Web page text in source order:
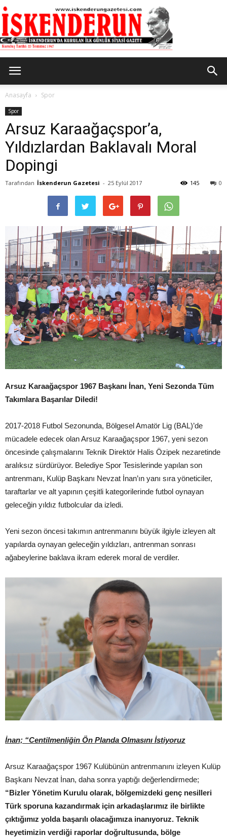
Gazetesi
Anasayfa Spor
Spor
Arsuz Karaağaçspor’a,
Yıldızlardan Baklavalı Moral
Dopingi
Tarafından İskenderun Gazetesi - 25 Eylül 2017 0
145
Arsuz Karaağaçspor 1967 Başkanı İnan, Yeni Sezonda Tüm
Takımlara Başarılar Diledi!
2017-2018 Futbol Sezonunda, Bölgesel Amatör Lig (BAL)’de
mücadele edecek olan Arsuz Karaağaçspor 1967, yeni sezon
öncesinde çalışmalarını Teknik Direktör Halis Özipek nezaretinde
aralıksız sürdürüyor. Belediye Spor Tesislerinde yapılan son
antrenmanı, Kulüp Başkanı Nevzat İnan’ın yanı sıra yöneticiler,
taraftarlar ve alt yapının çeşitli kategorilerinde futbol oynayan
geleceğin yıldız futbolcular da izledi.
Yeni sezon öncesi takımın antrenmanını büyük ilgiyle izleyen alt
yapılarda oynayan geleceğin yıldızları, antrenman sonrası
ağabeylerine baklava ikram ederek moral de verdiler.
İnan; “Centilmenliğin Ön Planda Olmasını İstiyoruz
Arsuz Karaağaçspor 1967 Kulübünün antrenmanını izleyen Kulüp
Başkanı Nevzat İnan, daha sonra yaptığı değerlendirmede;
“Bizler Yönetim Kurulu olarak, bölgemizdeki genç nesilleri
Türk sporuna kazandırmak için arkadaşlarımız ile birlikte
çıktığımız yolda başarılı olacağımıza inanıyoruz. Teknik
heyetimizin verdiği raporlar doğrultusunda, bölge